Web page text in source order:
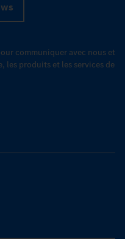
communiquer avec nous et
les produits et les services de